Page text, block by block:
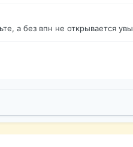
а без впн не открывается увы